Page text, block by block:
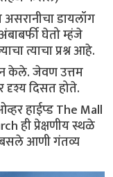
डायलॉग
घेतो म्हंजे
त्याचा प्रश्न आहे.
केले. जेवण उत्तम
दृश्य दिसत होते.
हाईप्ड The Mall
ही प्रेक्षणीय स्थळे
बसले आणी गंतव्य